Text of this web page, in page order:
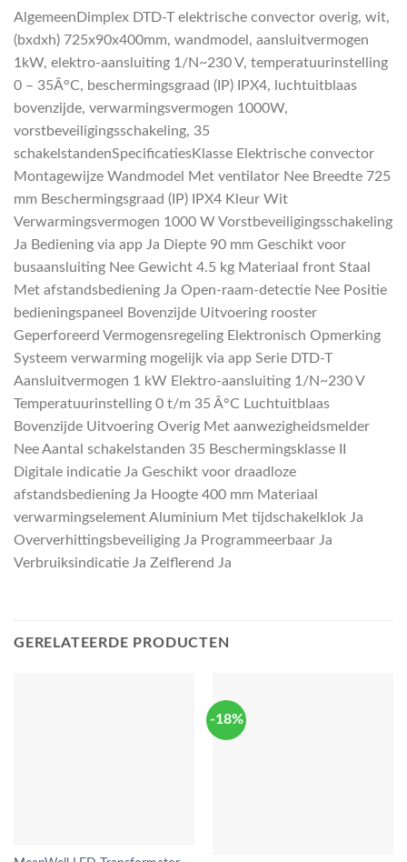
AlgemeenDimplex DTD-T elektrische convector overig, wit,
(bxdxh) 725x90x400mm, wandmodel, aansluitvermogen
1kW, elektro-aansluiting 1/N~230 V, temperatuurinstelling
0 – 35Â°C, beschermingsgraad (IP) IPX4, luchtuitblaas
bovenzijde, verwarmingsvermogen 1000W,
vorstbeveiligingsschakeling, 35
schakelstandenSpecificatiesKlasse Elektrische convector
Montagewijze Wandmodel Met ventilator Nee Breedte 725
mm Beschermingsgraad (IP) IPX4 Kleur Wit
Verwarmingsvermogen 1000 W Vorstbeveiligingsschakeling
Ja Bediening via app Ja Diepte 90 mm Geschikt voor
busaansluiting Nee Gewicht 4.5 kg Materiaal front Staal
Met afstandsbediening Ja Open-raam-detectie Nee Positie
bedieningspaneel Bovenzijde Uitvoering rooster
Geperforeerd Vermogensregeling Elektronisch Opmerking
Systeem verwarming mogelijk via app Serie DTD-T
Aansluitvermogen 1 kW Elektro-aansluiting 1/N~230 V
Temperatuurinstelling 0 t/m 35 Â°C Luchtuitblaas
Bovenzijde Uitvoering Overig Met aanwezigheidsmelder
Nee Aantal schakelstanden 35 Beschermingsklasse II
Digitale indicatie Ja Geschikt voor draadloze
afstandsbediening Ja Hoogte 400 mm Materiaal
verwarmingselement Aluminium Met tijdschakelklok Ja
Oververhittingsbeveiliging Ja Programmeerbaar Ja
Verbruiksindicatie Ja Zelflerend Ja
GERELATEERDE PRODUCTEN
-18%